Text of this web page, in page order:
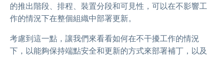
的推出階段、排程、裝置分段和可見性，可以在不影響工
作的情況下在整個組織中部署更新。
考慮到這一點，讓我們來看看如何在不干擾工作的情況
下，以能夠保持端點安全和更新的方式來部署補丁，以及